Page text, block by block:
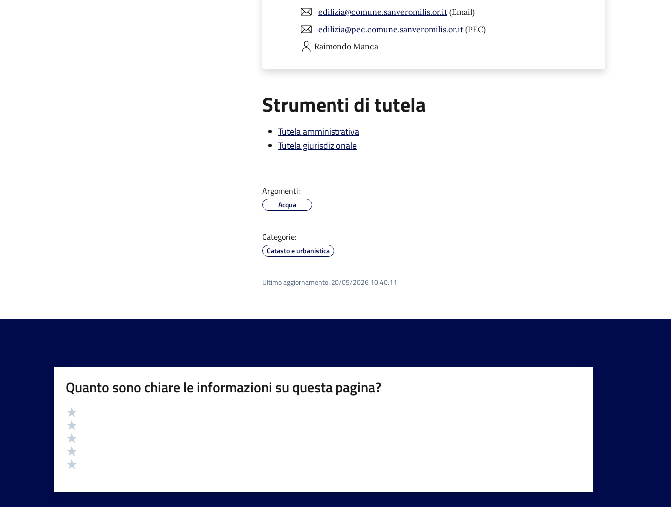
edilizia@comune.sanveromilis.or.it (Email)
edilizia@pec.comune.sanveromilis.or.it (PEC)
Raimondo Manca
Strumenti di tutela
Tutela amministrativa
Tutela giurisdizionale
Argomenti:
Acqua
Categorie:
Catasto e urbanistica
Ultimo aggiornamento: 20/05/2026 10:40.11
Quanto sono chiare le informazioni su questa pagina?
Valutazione